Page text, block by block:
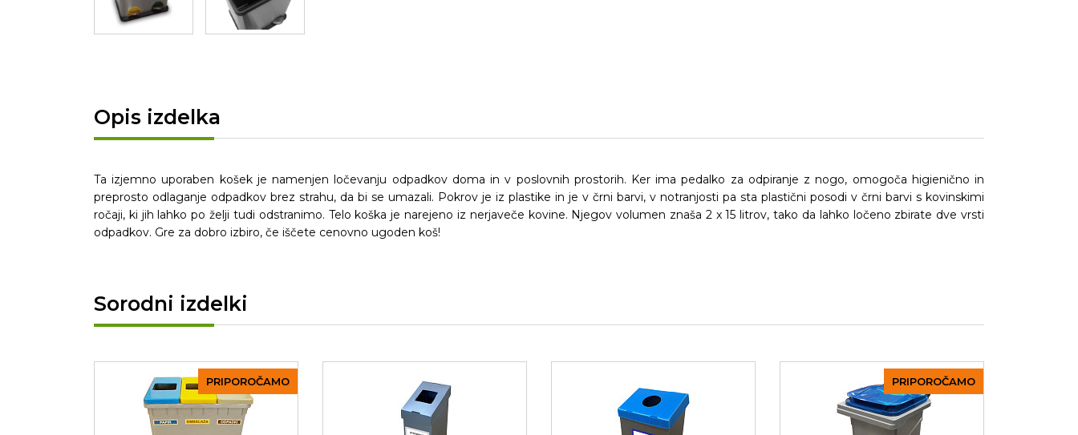
Opis izdelka
Ta izjemno uporaben košek je namenjen ločevanju odpadkov doma in v poslovnih prostorih. Ker ima pedalko za odpiranje z nogo, omogoča higienično in
preprosto odlaganje odpadkov brez strahu, da bi se umazali. Pokrov je iz plastike in je v črni barvi, v notranjosti pa sta plastični posodi v črni barvi s kovinskimi
ročaji, ki jih lahko po želji tudi odstranimo. Telo koška je narejeno iz nerjaveče kovine. Njegov volumen znaša 2 x 15 litrov, tako da lahko ločeno zbirate dve vrsti
odpadkov. Gre za dobro izbiro, če iščete cenovno ugoden koš!
Sorodni izdelki
PRIPOROČAMO PRIPOROČAMO